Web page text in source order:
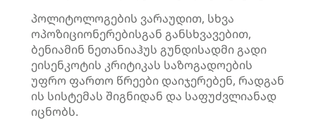
პოლიტოლოგების ვარაუდით, სხვა
ოპოზიციონერებისგან განსხვავებით,
ბენიამინ ნეთანიაჰუს გუნდისადმი გადი
ეისენკოტის კრიტიკას საზოგადოების
უფრო ფართო წრეები დაიჯერებენ, რადგან
ის სისტემას შიგნიდან და საფუძვლიანად
იცნობს.